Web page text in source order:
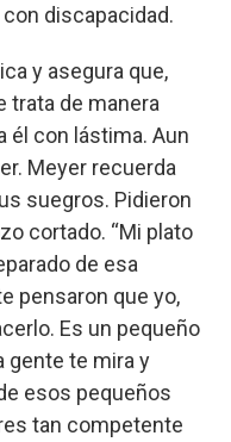
discapacidad.
y asegura que,
trata de manera
él con lástima. Aun
Meyer recuerda
suegros. Pidieron
cortado. “Mi plato
de esa
pensaron que yo,
Es un pequeño
gente te mira y
esos pequeños
tan competente